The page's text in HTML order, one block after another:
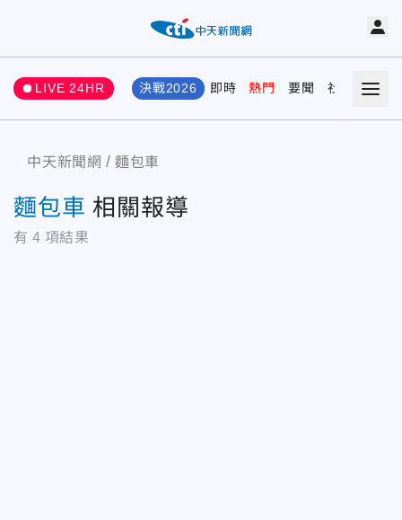
LIVE 24HR 決戰2026 即時 熱門 要聞 社會 娛樂
中天新聞網 麵包車
麵包車 相關報導
有 4 項結果